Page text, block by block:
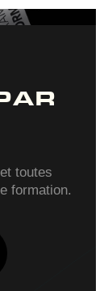
toutes
formation.